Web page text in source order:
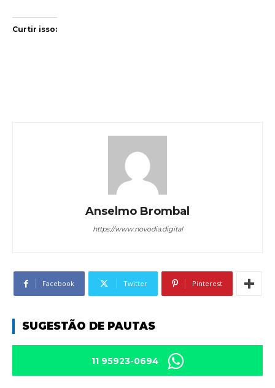
Curtir isso:
Anselmo Brombal
https://www.novodia.digital
Facebook Twitter Pinterest
SUGESTÃO DE PAUTAS
11 95923-0694